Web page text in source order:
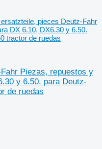
pieces Deutz-Fahr
DX 6.10, DX6.30 y 6.50.
tractor de ruedas
Piezas, repuestos y
y 6.50. para Deutz-
de ruedas